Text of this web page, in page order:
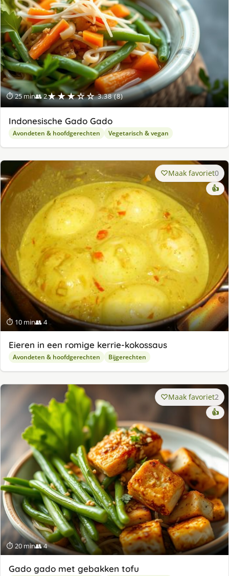
⏱ 25 min👥 2★★★☆☆ 3.38 (8)
Indonesische Gado Gado
Avondeten & hoofdgerechten Vegetarisch & vegan
⏱ 10 min👥 4
Maak favoriet0
👍
Eieren in een romige kerrie-kokossaus
Avondeten & hoofdgerechten Bijgerechten
⏱ 20 min👥 4
Maak favoriet2
👍
Gado gado met gebakken tofu